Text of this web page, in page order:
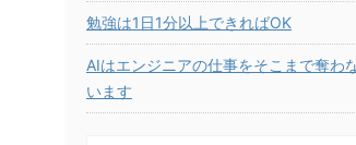
勉強は1日1分以上できればOK
AIはエンジニアの仕事をそこまで奪わ
います